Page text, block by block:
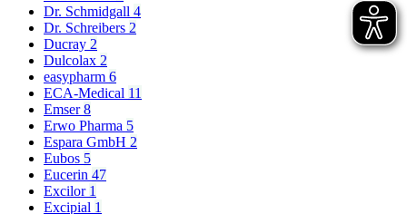
Dr. Schmidgall 4
Dr. Schreibers 2
Ducray 2
Dulcolax 2
easypharm 6
ECA-Medical 11
Emser8
Erwo Pharma 5
Espara GmbH 2
Eubos 5
Eucerin 47
Excilor 1
Excipial 1